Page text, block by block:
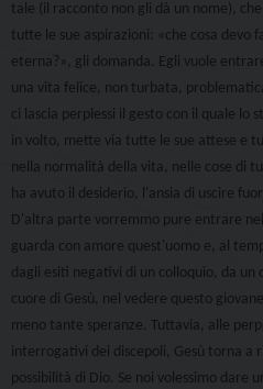
tale (il racconto non gli dà un nome),
tutte le sue aspirazioni: « che cosa devo
eterna?», gli domanda. Egli vuole
una vita felice, non turbata,
ci lascia perplessi il gesto con il quale lo
in volto, mette via tutte le sue attese e
nella normalità della vita, nelle cose di
ha avuto il desiderio, l'ansia di uscire
D'altra parte vorremmo pure entrare
guarda con amore quest'uomo e, al
dagli esiti negativi di un colloquio, da un
cuore di Gesù, nel vedere questo
meno tante speranze. Tuttavia, alle
interrogativi dei discepoli, Gesù torna a
possibilità di Dio. Se noi volessimo dare